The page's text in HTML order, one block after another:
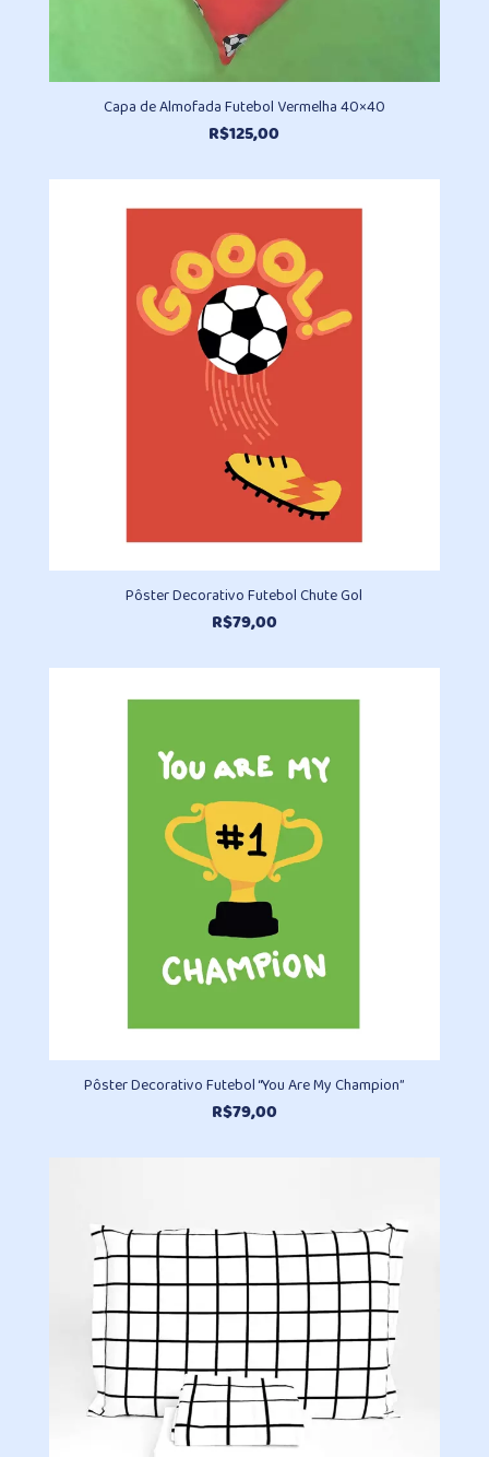
Capa de Almofada Futebol Vermelha 40×40
R$125,00
Pôster Decorativo Futebol Chute Gol
R$79,00
Pôster Decorativo Futebol “You Are My Champion”
R$79,00